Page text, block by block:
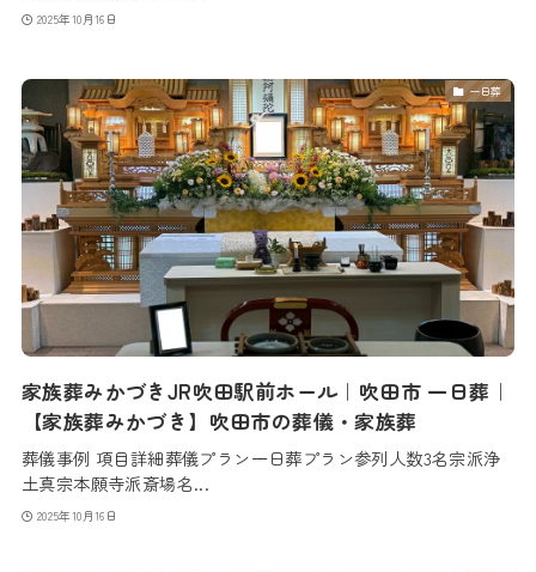
2025年10月16日
一日葬
家族葬みかづきJR吹田駅前ホール｜吹田市 一日葬｜
【家族葬みかづき】吹田市の葬儀・家族葬
葬儀事例 項目詳細葬儀プラン一日葬プラン参列人数3名宗派浄
土真宗本願寺派斎場名...
2025年10月16日